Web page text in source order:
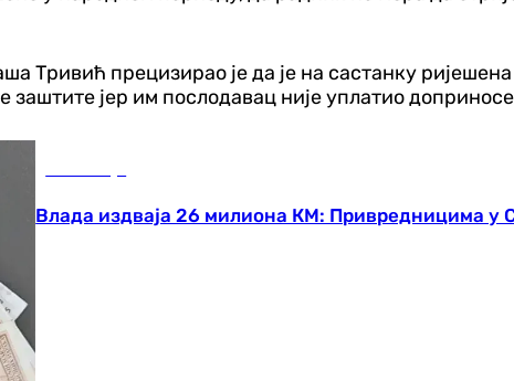
Тривић прецизирао је да је на састанку ријешена
заштите јер им послодавац није уплатио
Влада издваја 26 милиона КМ: Привредницима у